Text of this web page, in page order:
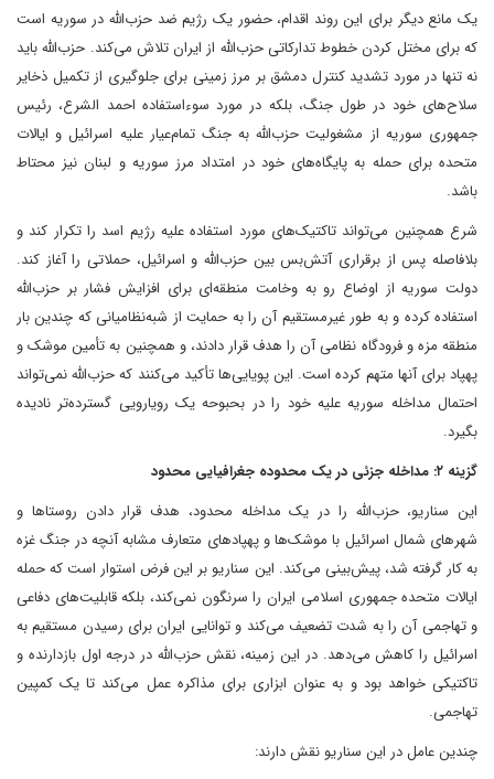
یک مانع دیگر برای این روند اقدام، حضور یک رژیم ضد حزب‌الله در سوریه است
که برای مختل کردن خطوط تدارکاتی حزب‌الله از ایران تلاش می‌کند. حزب‌الله باید
نه تنها در مورد تشدید کنترل دمشق بر مرز زمینی برای جلوگیری از تکمیل ذخایر
سلاح‌های خود در طول جنگ، بلکه در مورد سوءاستفاده احمد الشرع، رئیس
جمهوری سوریه از مشغولیت حزب‌الله به جنگ تمام‌عیار علیه اسرائیل و ایالات
متحده برای حمله به پایگاه‌های خود در امتداد مرز سوریه و لبنان نیز محتاط
باشد.
شرع همچنین می‌تواند تاکتیک‌های مورد استفاده علیه رژیم اسد را تکرار کند و
بلافاصله پس از برقراری آتش‌بس بین حزب‌الله و اسرائیل، حملاتی را آغاز کند.
دولت سوریه از اوضاع رو به وخامت منطقه‌ای برای افزایش فشار بر حزب‌الله
استفاده کرده و به طور غیرمستقیم آن را به حمایت از شبه‌نظامیانی که چندین بار
منطقه مزه و فرودگاه نظامی آن را هدف قرار دادند، و همچنین به تأمین موشک و
پهپاد برای آنها متهم کرده است. این پویایی‌ها تأکید می‌کنند که حزب‌الله نمی‌تواند
احتمال مداخله سوریه علیه خود را در بحبوحه یک رویارویی گسترده‌تر نادیده
بگیرد.
گزینه ۲: مداخله جزئی در یک محدوده جغرافیایی محدود
این سناریو، حزب‌الله را در یک مداخله محدود، هدف قرار دادن روستاها و
شهرهای شمال اسرائیل با موشک‌ها و پهپادهای متعارف مشابه آنچه در جنگ غزه
به کار گرفته شد، پیش‌بینی می‌کند. این سناریو بر این فرض استوار است که حمله
ایالات متحده جمهوری اسلامی ایران را سرنگون نمی‌کند، بلکه قابلیت‌های دفاعی
و تهاجمی آن را به شدت تضعیف می‌کند و توانایی ایران برای رسیدن مستقیم به
اسرائیل را کاهش می‌دهد. در این زمینه، نقش حزب‌الله در درجه اول بازدارنده و
تاکتیکی خواهد بود و به عنوان ابزاری برای مذاکره عمل می‌کند تا یک کمپین
تهاجمی.
چندین عامل در این سناریو نقش دارند: